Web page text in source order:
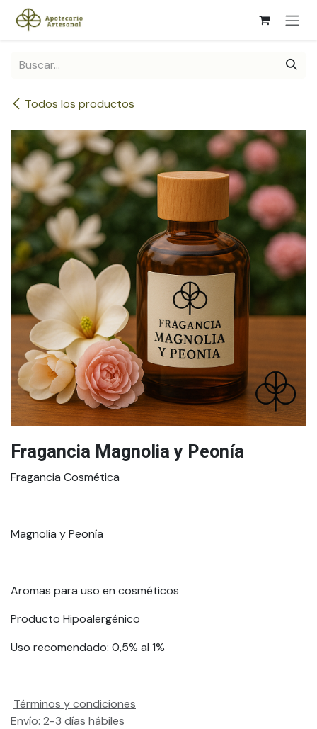
Ir al contenido
Todos los productos
Fragancia Magnolia y Peonía
Fragancia Cosmética
Magnolia y Peonía
Aromas para uso en cosméticos
Producto Hipoalergénico
Uso recomendado: 0,5% al 1%
Términos y condiciones
Envío: 2-3 días hábiles